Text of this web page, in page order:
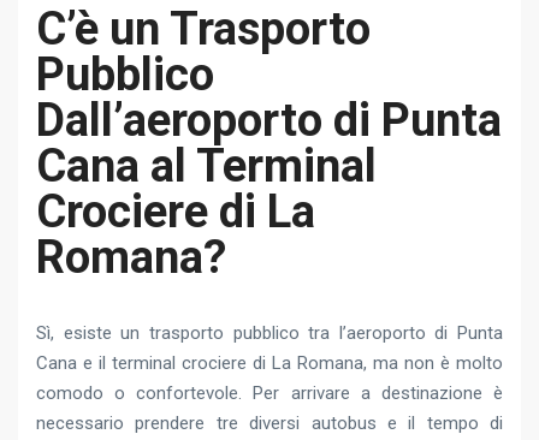
C’è un Trasporto
Pubblico
Dall’aeroporto di Punta
Cana al Terminal
Crociere di La
Romana?
Sì, esiste un trasporto pubblico tra l’aeroporto di Punta
Cana e il terminal crociere di La Romana, ma non è molto
comodo o confortevole. Per arrivare a destinazione è
necessario prendere tre diversi autobus e il tempo di